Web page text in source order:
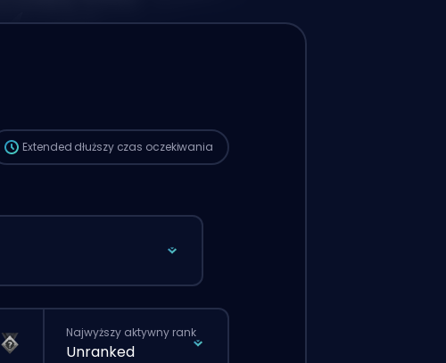
Extended dłuższy czas oczekiwania
Najwyższy aktywny rank
Unranked